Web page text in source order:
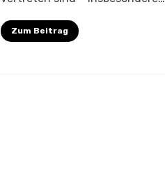
Zum Beitrag